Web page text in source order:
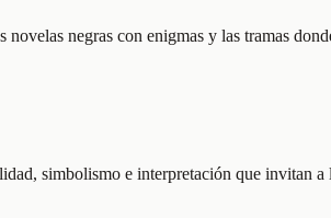
negras con enigmas y las tramas
simbolismo e interpretación que invitan a